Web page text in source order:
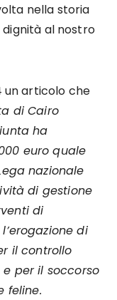
nella storia
dignità al nostro
un articolo che
di Cairo
ha
euro quale
nazionale
di gestione
di
di
il controllo
per il soccorso
feline.